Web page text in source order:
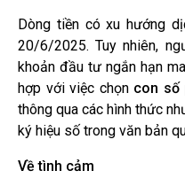
Dòng tiền có xu hướng
20/6/2025. Tuy nhiên,
khoản đầu tư ngắn hạn
hợp với việc chọn con số
thông qua các hình thức
ký hiệu số trong văn bản
Về tình cảm